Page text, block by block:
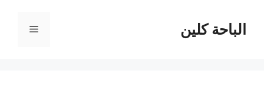
المحتوىالباحة كلين القائمة